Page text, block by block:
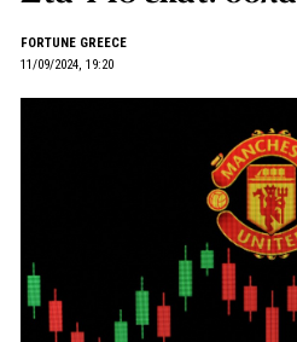
FORTUNE GREECE
11/09/2024, 19:20